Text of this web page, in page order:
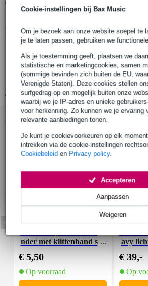
Cookie-instellingen bij Bax Music
Om je bezoek aan onze website soepel te
je te laten passen, gebruiken we
Als je toestemming geeft, plaatsen we
statistische en marketingcookies, samen
(sommige bevinden zich buiten de EU,
Verenigde Staten). Deze cookies stellen
surfgedrag op en mogelijk buiten onze
waarbij we je IP-adres en unieke
voor herkenning. Zo kunnen we je ervaring
relevante aanbiedingen tonen.
Je kunt je cookievoorkeuren op elk
intrekken via de cookie-instellingen
Cookiebeleid en Privacy policy.
Weigeren
Aanpassen
Accepteren
Productinformatie
type product: angle tee fitting
materiaal: magnesium alloy 535
Bekijk alle productspecificaties
Accessoires (9)
nder met klittenband s
€ 5,50
Op voorraad
avy
€ 39,-
Op